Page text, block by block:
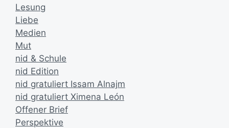
Lesung
Liebe
Medien
Mut
nid & Schule
nid Edition
nid gratuliert Issam Alnajm
nid gratuliert Ximena León
Offener Brief
Perspektive